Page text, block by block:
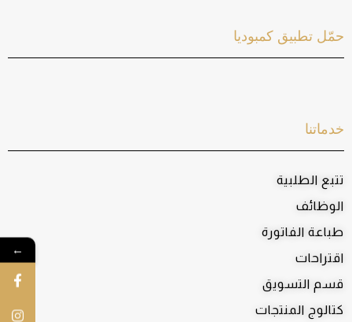
خدماتنا
تتبع الطلبية
الوظائف
طباعة الفاتورة
اقتراحات
قسم التسويق
كتالوج المنتجات
حمّل تطبيق كمبوديا
←